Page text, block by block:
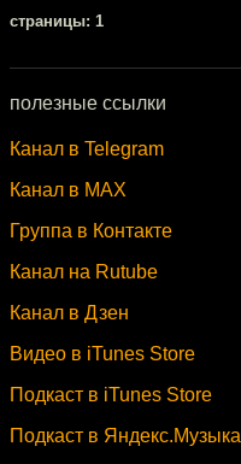
cтраницы: 1
полезные ссылки
Канал в Telegram
Канал в MAX
Группа в Контакте
Канал на Rutube
Канал в Дзен
Видео в iTunes Store
Подкаст в iTunes Store
Подкаст в Яндекс.Музыка